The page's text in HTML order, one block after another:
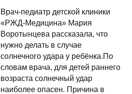
Врач-педиатр детской клиники
«РЖД-Медицина» Мария
Воротынцева рассказала, что
нужно делать в случае
солнечного удара у ребёнка.По
словам врача, для детей раннего
возраста солнечный удар
наиболее опасен. Причина в